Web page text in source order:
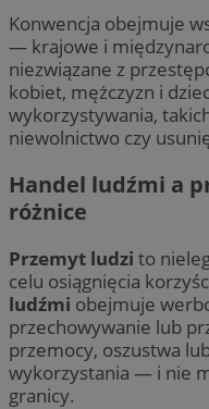
Konwencja obejmuje
— krajowe i
niezwiązane z
kobiet, mężczyzn i
wykorzystywania,
niewolnictwo czy
Handel ludźmi a
różnice
Przemyt ludzi to
celu osiągnięcia
ludźmi obejmuje
przechowywanie lub
przemocy, oszustwa
wykorzystania — i nie
granicy.